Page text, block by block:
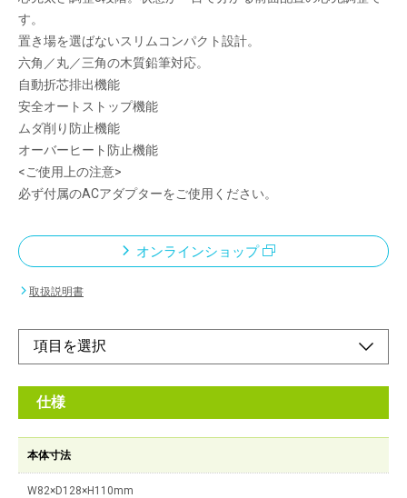
す。
置き場を選ばないスリムコンパクト設計。
六角／丸／三角の木質鉛筆対応。
自動折芯排出機能
安全オートストップ機能
ムダ削り防止機能
オーバーヒート防止機能
<ご使用上の注意>
必ず付属のACアダプターをご使用ください。
オンラインショップ
取扱説明書
仕様
本体寸法
W82×D128×H110mm